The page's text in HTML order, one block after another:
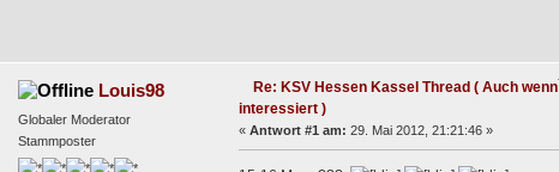
Louis98
Globaler Moderator
Stammposter
Re: KSV Hessen Kassel Thread ( Auch
interessiert )
« Antwort #1 am: 29. Mai 2012, 21:21:46 »